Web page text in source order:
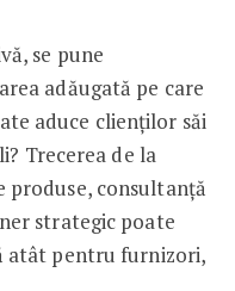
se pune
adăugată pe care
aduce clienților săi
Trecerea de la
produse, consultanță
strategic poate
atât pentru furnizori,